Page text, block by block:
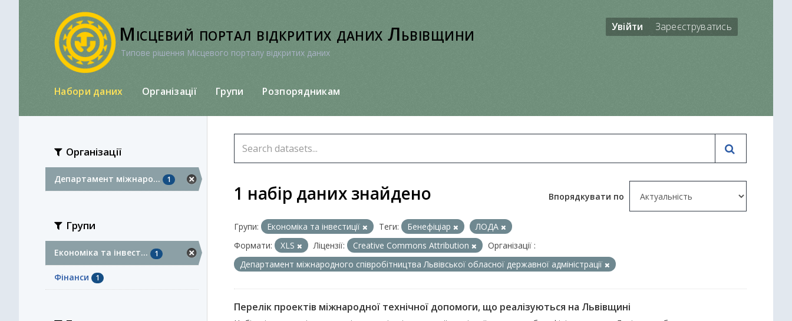
Місцевий портал відкритих даних Львівщини
Типове рішення Місцевого порталу відкритих даних
Увійти Зареєструватись
Набори даних Організації Групи Розпорядникам
Організації
Департамент міжнаро... 1
Групи
Економіка та інвест... 1
Фінанси 1
Впорядкувати по
1 набір даних знайдено
Групи: Економіка та інвестиції Теги: Бенефіціар
ЛОДА
Формати:
XLS Ліцензії: Creative Commons Attribution
Організації :
Департамент міжнародного співробітництва Львівської обласної державної адміністрації
Перелік проектів міжнародної технічної допомоги, що реалізуються на Львівщині